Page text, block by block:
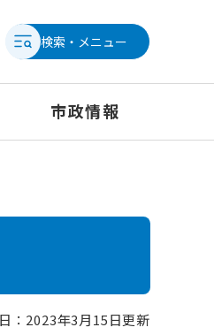
検索・メニュー
市政情報
：2023年3月15日更新